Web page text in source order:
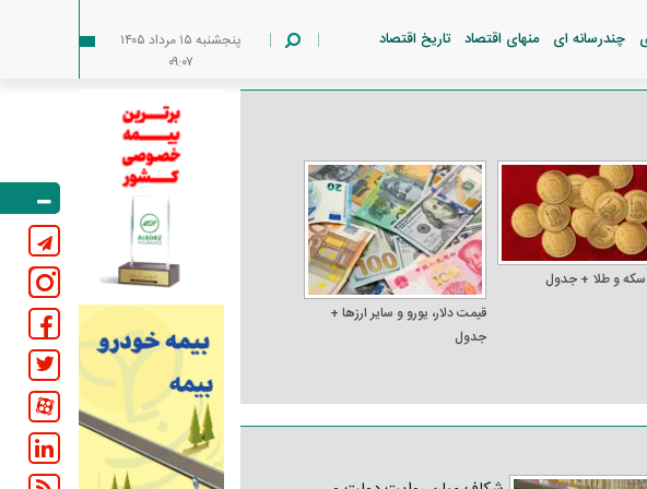
چندرسانه ای منهای اقتصاد تاریخ اقتصاد
پنجشنبه ۱۵ مرداد ۱۴۰۵
۰۹:۰۷
و طلا + جدول
قیمت دلار، یورو و سایر ارز‌ها +
جدول